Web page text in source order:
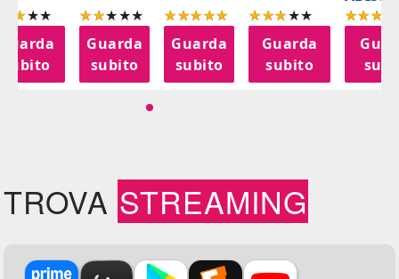
subito
Guarda
subito
Guarda
subito
Guarda
subito
TROVA STREAMING